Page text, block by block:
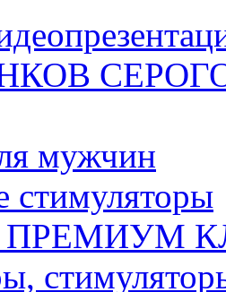
мужчин
стимуляторы
ПРЕМИУМ